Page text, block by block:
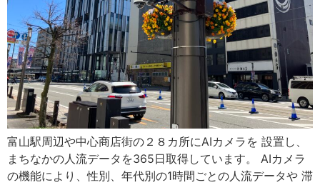
富山駅周辺や中心商店街の２８カ所にAIカメラを 設置し、
まちなかの人流データを365日取得しています。 AIカメラ
の機能により、性別、年代別の1時間ごとの人流データや 滞